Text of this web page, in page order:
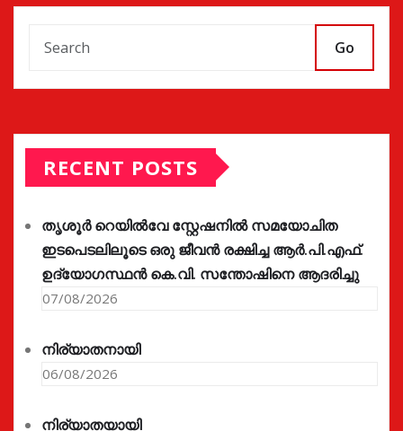
Go
RECENT POSTS
തൃശൂർ റെയിൽവേ സ്റ്റേഷനിൽ സമയോചിത
ഇടപെടലിലൂടെ ഒരു ജീവൻ രക്ഷിച്ച ആർ.പി.എഫ്.
ഉദ്യോഗസ്ഥൻ കെ.വി. സന്തോഷിനെ ആദരിച്ചു
07/08/2026
നിര്യാതനായി
06/08/2026
നിര്യാതയായി